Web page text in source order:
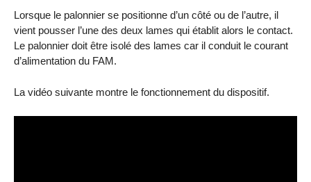
Lorsque le palonnier se positionne d’un côté ou de l’autre, il
vient pousser l’une des deux lames qui établit alors le contact.
Le palonnier doit être isolé des lames car il conduit le courant
d’alimentation du FAM.
La vidéo suivante montre le fonctionnement du dispositif.